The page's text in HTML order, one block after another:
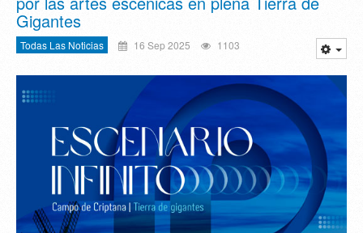
Gigantes
Todas Las Noticias 16 Sep 2025 1103